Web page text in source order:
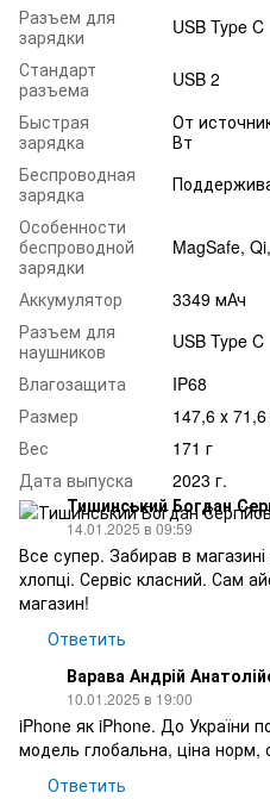
Разъем для
зарядки
USB Type C
Стандарт
разъема
USB 2
Быстрая
зарядка
От
Вт
Беспроводная
зарядка
Особенности
беспроводной
зарядки
MagSafe,
Аккумулятор
3349 мАч
Разъем для
наушников
USB Type C
Влагозащита
IP68
Размер
147,6 х
Вес
171 г
Дата выпуска
2023 г.
Тишинський Богдан
14.01.2025 в 09:59
Все супер. Забирав в
хлопці. Сервіс класний. Сам
магазин!
Ответить
Варава Андрій
10.01.2025 в 19:00
iPhone як iPhone. До України
модель глобальна, ціна норм,
Ответить